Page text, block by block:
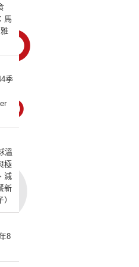
馬
季
溫
極
減
新
8